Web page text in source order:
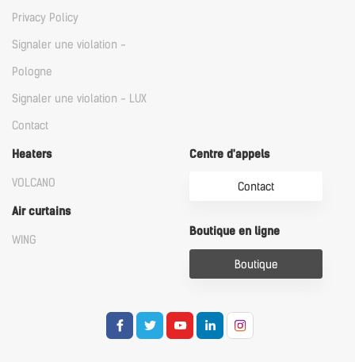
Privacy Policy
Signaler une violation -
Pologne
Signaler une violation - LUX
Contact
Heaters
VOLCANO
Air curtains
WING
Centre d'appels
Contact
Boutique en ligne
Boutique